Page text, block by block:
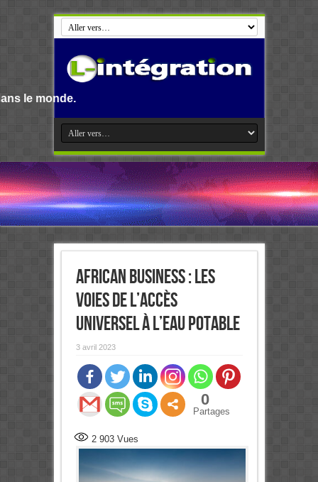
African Business : Les
voies de l’accès
universel à l’eau potable
3 avril 2023
0
Partages
2 903Vues